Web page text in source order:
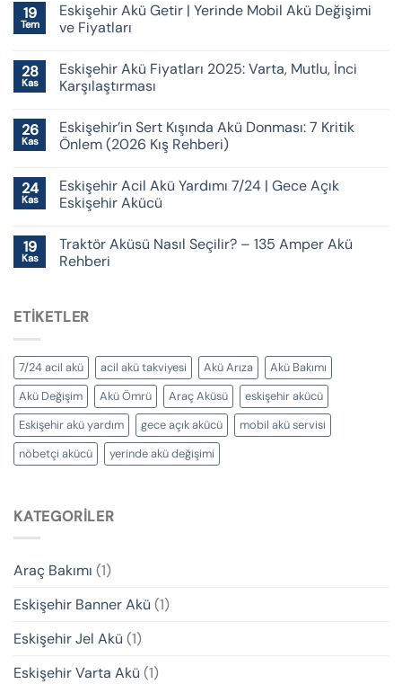
19
Tem
Eskişehir Akü Getir | Yerinde Mobil Akü Değişimi
ve Fiyatları
28
Kas
Eskişehir Akü Fiyatları 2025: Varta, Mutlu, İnci
Karşılaştırması
26
Kas
Eskişehir’in Sert Kışında Akü Donması: 7 Kritik
Önlem (2026 Kış Rehberi)
24
Kas
Eskişehir Acil Akü Yardımı 7/24 | Gece Açık
Eskişehir Akücü
19
Kas
Traktör Aküsü Nasıl Seçilir? – 135 Amper Akü
Rehberi
ETIKETLER
7/24 acil akü acil akü takviyesi Akü Arıza
Akü Bakımı
Akü Değişim
Akü Ömrü Araç Aküsü
eskişehir akücü
Eskişehir akü yardım
gece açık akücü
mobil akü servisi
nöbetçi akücü
yerinde akü değişimi
KATEGORILER
Araç Bakımı (1)
Eskişehir Banner Akü (1)
Eskişehir Jel Akü (1)
Eskişehir Varta Akü (1)